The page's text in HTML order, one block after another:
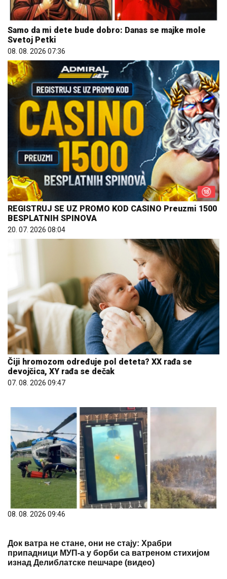
Samo da mi dete bude dobro: Danas se majke mole
Svetoj Petki
08. 08. 2026 07:36
REGISTRUJ SE UZ PROMO KOD CASINO Preuzmi 1500
BESPLATNIH SPINOVA
20. 07. 2026 08:04
Čiji hromozom određuje pol deteta? XX rađa se
devojčica, XY rađa se dečak
07. 08. 2026 09:47
08. 08. 2026 09:46
Док ватра не стане, они не стају: Храбри
припадници МУП-а у борби са ватреном стихијом
изнад Делиблатске пешчаре (видео)